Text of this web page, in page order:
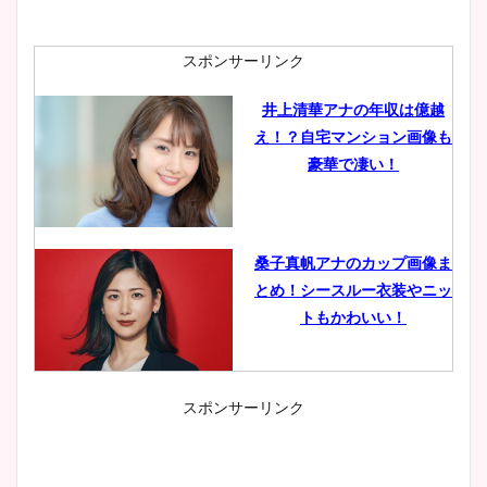
スポンサーリンク
井上清華アナの年収は億越
え！？自宅マンション画像も
豪華で凄い！
桑子真帆アナのカップ画像ま
とめ！シースルー衣装やニッ
トもかわいい！
小室瑛莉子のカップ画像まと
スポンサーリンク